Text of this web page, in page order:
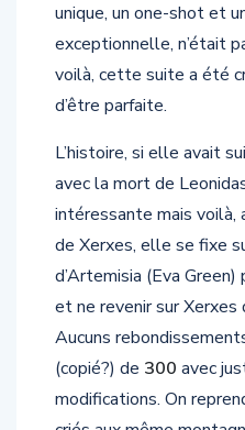
unique, un one-shot et
exceptionnelle, n’était
voilà, cette suite a été
d’être parfaite.
L’histoire, si elle avait
avec la mort de
intéressante mais voilà,
de Xerxes, elle se fixe
d’Artemisia (Eva
et ne revenir sur Xerxes
Aucuns
(copié?) de 300 avec
modifications. On